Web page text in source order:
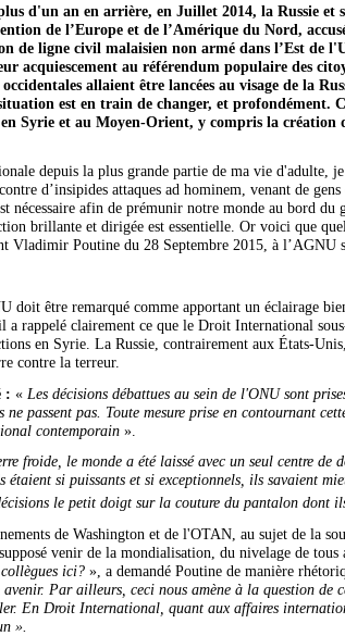
d'un an en arrière, en Juillet 2014, la Russie
de l’Europe et de l’Amérique du Nord,
de ligne civil malaisien non armé dans l’Est de
acquiescement au référendum populaire des
allaient être lancées au visage de la
est en train de changer, et profondément.
Syrie et au Moyen-Orient, y compris la création
depuis la plus grande partie de ma vie d'adulte,
d’insipides attaques ad hominem, venant de
afin de prémunir notre monde au bord du
brillante et dirigée est essentielle. Or voici que
Vladimir Poutine du 28 Septembre 2015, à l’AGNU
doit être remarqué comme apportant un éclairage
rappelé clairement ce que le Droit International
en Syrie. La Russie, contrairement aux États-
contre la terreur.
: « Les décisions débattues au sein de l'ONU sont
passent pas. Toute mesure prise en contournant
contemporain».
froide, le monde a été laissé avec un seul centre de
étaient si puissants et si exceptionnels, ils savaient
le petit doigt sur la couture du pantalon dont
de Washington et de l'OTAN, au sujet de la
venir de la mondialisation, du nivelage de
ici?», a demandé Poutine de manière
Par ailleurs, ceci nous amène à la question de
En Droit International, quant aux affaires
».